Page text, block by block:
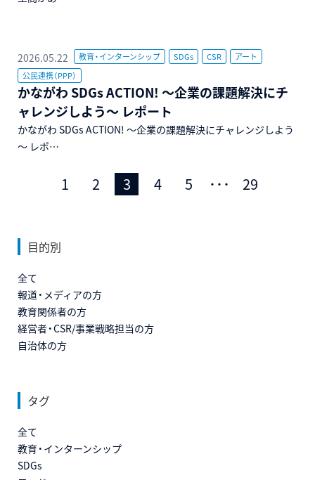
2026.05.22 教育・インターンシップ SDGs CSR
アート
公民連携（PPP）
かながわ SDGs ACTION! ～企業の課題解決にチ
ャレンジしよう～ レポート
かながわ SDGs ACTION! ～企業の課題解決にチャレンジしよう
～ レポ…
前のページ
1 2 3 4 5 ･･･ 29
目的別
全て
報道・メディアの方
教育関係者の方
経営者・CSR/事業戦略担当の方
自治体の方
タグ
全て
教育・インターンシップ
SDGs